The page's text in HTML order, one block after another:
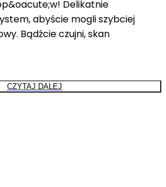
Delikatnie
abyście mogli szybciej
Bądźcie czujni, skan
CZYTAJ DALEJ